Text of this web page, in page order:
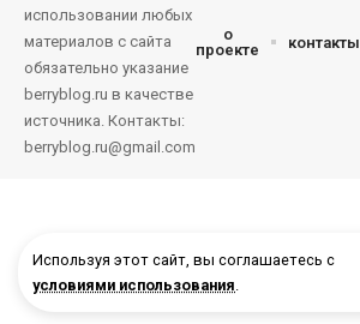
Используя этот сайт, вы соглашаетесь с
условиями использования.
использовании любых
материалов с сайта
обязательно указание
berryblog.ru в качестве
источника. Контакты:
berryblog.ru@gmail.com
о
проекте
контакты